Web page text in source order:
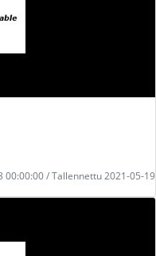
00:00:00 / Tallennettu 2021-05-19